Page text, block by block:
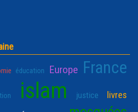
éducation Europe France
islam justice livres